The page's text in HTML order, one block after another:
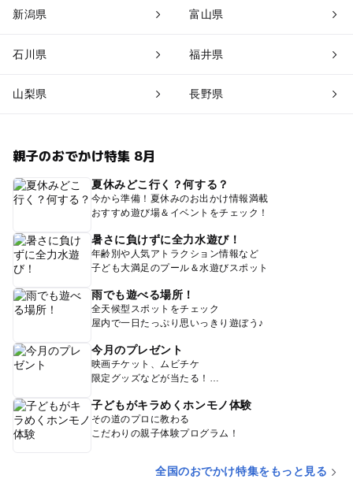
新潟県 富山県
石川県 福井県
山梨県 長野県
親子のおでかけ特集 8月
夏休みどこ行く？何する？
今から準備！夏休みのお出かけ情報満載
おすすめ遊び場＆イベントをチェック！
暑さに負けずに全力水遊び！
年齢別や人気アトラクション情報など
子ども大満足のプール＆水遊びスポット
雨でも遊べる場所！
全天候型スポットをチェック
屋内で一日たっぷり思いっきり遊ぼう♪
今月のプレゼント
映画チケット、ムビチケ
限定グッズなどが当たる！
子どもがキラめくホンモノ体験
その道のプロに教わる
こだわりの親子体験プログラム！
全国のおでかけ特集をもっと見る